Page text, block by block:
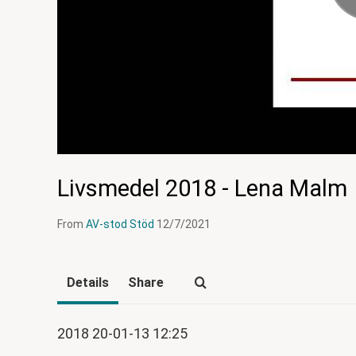
Livsmedel 2018 - Lena Malm
From AV-stod Stöd 12/7/2021
Details Share
2018 20-01-13 12:25